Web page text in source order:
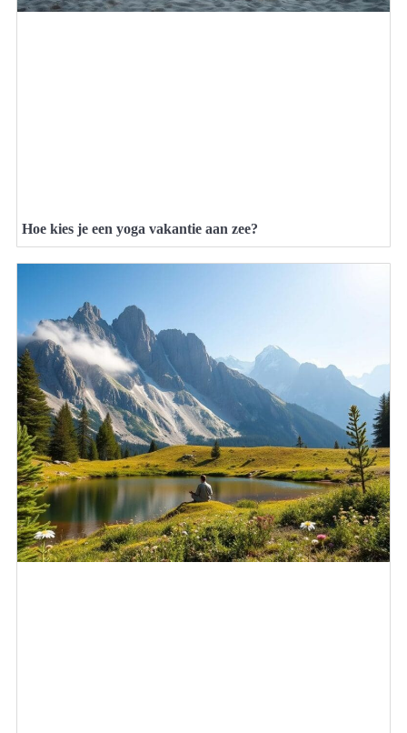
Hoe kies je een yoga vakantie aan zee?